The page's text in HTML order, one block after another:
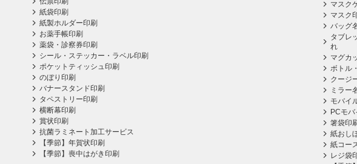
紙袋印刷
紙製ホルダー印刷
お薬手帳印刷
薬袋・診察券印刷
シール・ステッカー・ラベル印刷
ポケットティッシュ印刷
のぼり印刷
バナースタンド印刷
タペストリー印刷
横断幕印刷
賞状印刷
抗菌ラミネート加工サービス
【季節】年賀状印刷
【季節】喪中はがき印刷
マスク
マスク
バッグ
タブレ
れ
マグカ
ボトル
クージ
ミラー
モバイ
PCモ
箸袋印
紙おし
紙コー
レジ袋